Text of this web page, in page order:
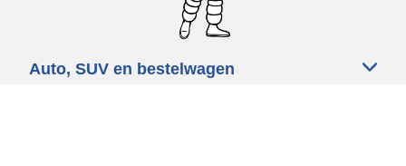
Auto, SUV en bestelwagen